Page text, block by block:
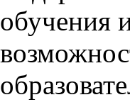
обучения